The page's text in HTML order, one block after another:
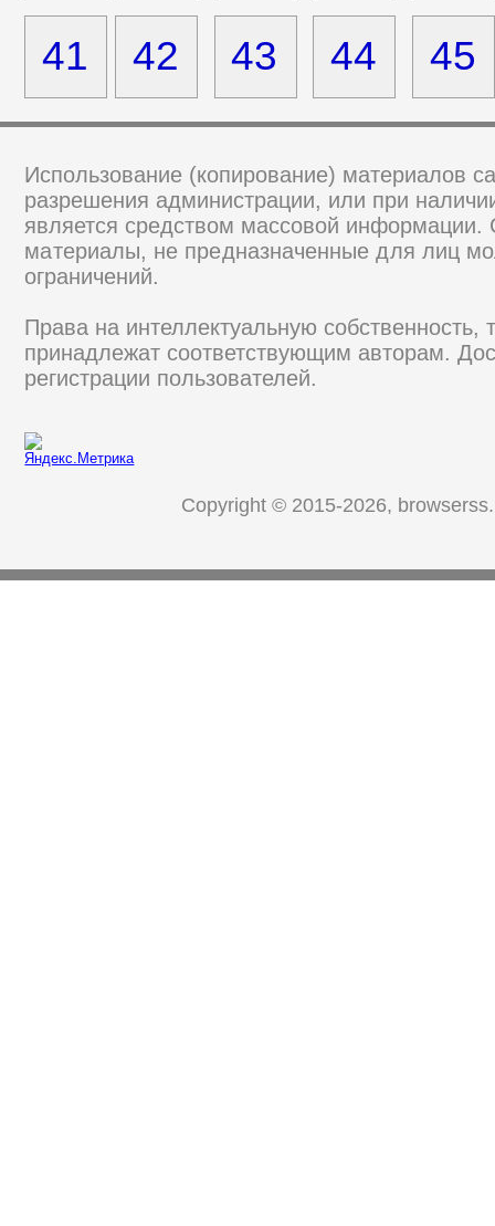
Использование (копирование) материалов
разрешения администрации, или при
является средством массовой информации.
материалы, не предназначенные для лиц
ограничений.
Права на интеллектуальную собственность,
принадлежат соответствующим авторам.
регистрации пользователей.
Copyright © 2015-2026,
41 42 43 44 45